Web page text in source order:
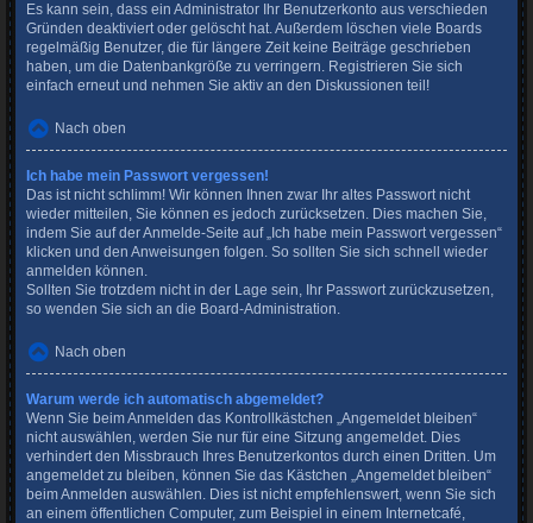
Es kann sein, dass ein Administrator Ihr Benutzerkonto aus verschieden
Gründen deaktiviert oder gelöscht hat. Außerdem löschen viele Boards
regelmäßig Benutzer, die für längere Zeit keine Beiträge geschrieben
haben, um die Datenbankgröße zu verringern. Registrieren Sie sich
einfach erneut und nehmen Sie aktiv an den Diskussionen teil!
Nach oben
Ich habe mein Passwort vergessen!
Das ist nicht schlimm! Wir können Ihnen zwar Ihr altes Passwort nicht
wieder mitteilen, Sie können es jedoch zurücksetzen. Dies machen Sie,
indem Sie auf der Anmelde-Seite auf „Ich habe mein Passwort vergessen“
klicken und den Anweisungen folgen. So sollten Sie sich schnell wieder
anmelden können.
Sollten Sie trotzdem nicht in der Lage sein, Ihr Passwort zurückzusetzen,
so wenden Sie sich an die Board-Administration.
Nach oben
Warum werde ich automatisch abgemeldet?
Wenn Sie beim Anmelden das Kontrollkästchen „Angemeldet bleiben“
nicht auswählen, werden Sie nur für eine Sitzung angemeldet. Dies
verhindert den Missbrauch Ihres Benutzerkontos durch einen Dritten. Um
angemeldet zu bleiben, können Sie das Kästchen „Angemeldet bleiben“
beim Anmelden auswählen. Dies ist nicht empfehlenswert, wenn Sie sich
an einem öffentlichen Computer, zum Beispiel in einem Internetcafé,